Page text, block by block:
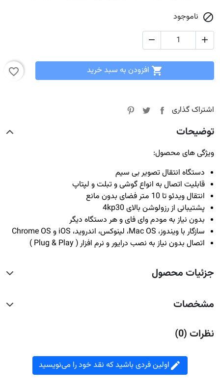
 ناموجود


 افزودن به سبد خرید favorite_border
اشتراک گذاری
توضیحات
ویژگی های محصول:
دستگاه انتقال تصویر بی سیم
قابلیت اتصال به انواع گوشی و تبلت و لپتاپ
انتقال ویدئو تا 10 متر فضای بدون مانع
پشتیبانی از رزولوشن بالای 4kp30
بدون نیاز به مودم وای فای و هر دستگاه دیگر
سازگار با ویندوز، Mac OS، لینوکس، اندروید، iOS و Chrome OS
اتصال بدون نیاز به نصب درایور و نرم افزار ( Plug & Play )
جزئیات محصول
مشخصات
نظرات (0)
اولین فردی باشید که نقد خود را می‌نویسید